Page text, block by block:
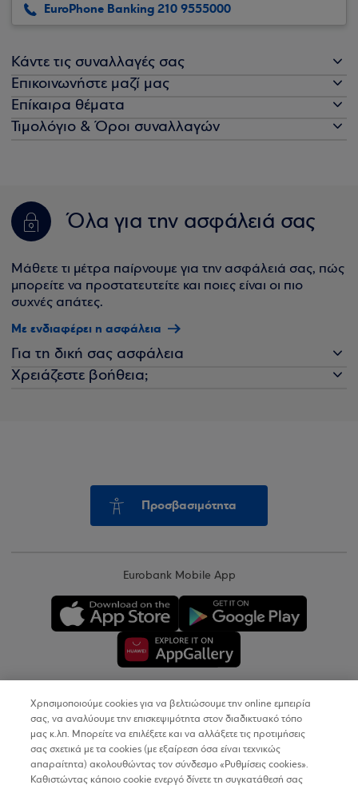
EuroPhone Banking 210 9555000
Κάντε τις συναλλαγές σας
Επικοινωνήστε μαζί μας
Επίκαιρα θέματα
Τιμολόγιο & Όροι συναλλαγών
Όλα για την ασφάλειά σας
Μάθετε τι μέτρα παίρνουμε για την ασφάλειά σας, πώς
μπορείτε να προστατευτείτε και ποιες είναι οι πιο
συχνές απάτες.
Με ενδιαφέρει η ασφάλεια
Για τη δική σας ασφάλεια
Χρειάζεστε βοήθεια;
Προσβασιμότητα
Eurobank Mobile App
Copyright © 2026
Όροι Χρήσης
Χρησιμοποιούμε cookies για να βελτιώσουμε την online εμπειρία
σας, να αναλύουμε την επισκεψιμότητα στον διαδικτυακό τόπο
μας κ.λπ. Μπορείτε να επιλέξετε και να αλλάξετε τις προτιμήσεις
σας σχετικά με τα cookies (με εξαίρεση όσα είναι τεχνικώς
απαραίτητα) ακολουθώντας τον σύνδεσμο «Ρυθμίσεις cookies».
Καθιστώντας κάποιο cookie ενεργό δίνετε τη συγκατάθεσή σας